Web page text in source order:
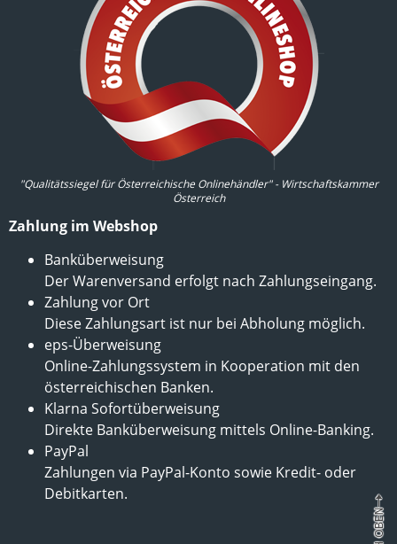
"Qualitätssiegel für Österreichische Onlinehändler" - Wirtschaftskammer
Österreich
Zahlung im Webshop
Banküberweisung
Der Warenversand erfolgt nach Zahlungseingang.
Zahlung vor Ort
Diese Zahlungsart ist nur bei Abholung möglich.
eps-Überweisung
Online-Zahlungssystem in Kooperation mit den
österreichischen Banken.
Klarna Sofortüberweisung
Direkte Banküberweisung mittels Online-Banking.
PayPal
Zahlungen via PayPal-Konto sowie Kredit- oder
Debitkarten.